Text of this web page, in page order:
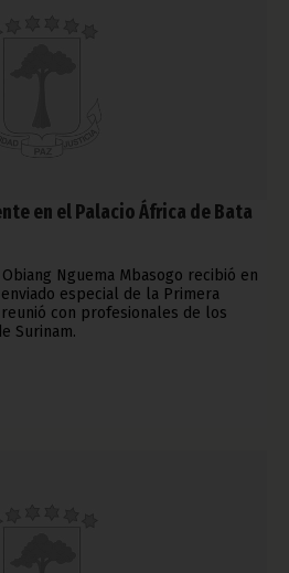
en el Palacio África de Bata
Nguema Mbasogo recibió en
especial de la Primera
con profesionales de los
Surinam.